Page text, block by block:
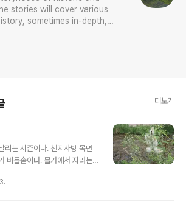
stories will cover various
sometimes in-depth,
any common sense or
더보기
리는 시즌이다. 천지사방 목면
버들솜이다. 물가에서 자라는
전부이나 예로부터 이별의 상